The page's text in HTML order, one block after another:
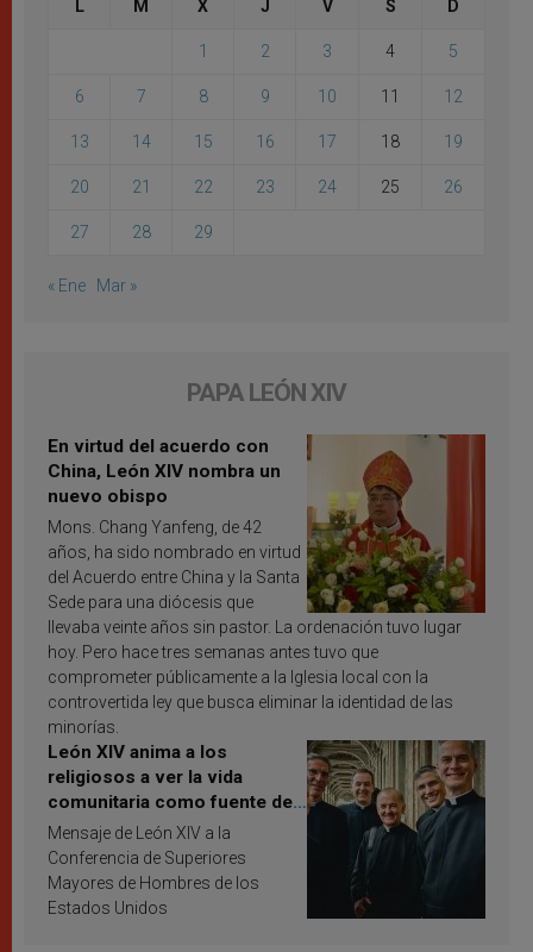
L M X J V S D
1 2 3 4 5
6 7 8 9 10 11 12
13 14 15 16 17 18 19
20 21 22 23 24 25 26
27 28 29
« Ene Mar »
PAPA LEÓN XIV
En virtud del acuerdo con
China, León XIV nombra un
nuevo obispo
Mons. Chang Yanfeng, de 42
años, ha sido nombrado en virtud
del Acuerdo entre China y la Santa
Sede para una diócesis que
llevaba veinte años sin pastor. La ordenación tuvo lugar
hoy. Pero hace tres semanas antes tuvo que
comprometer públicamente a la Iglesia local con la
controvertida ley que busca eliminar la identidad de las
minorías.
León XIV anima a los
religiosos a ver la vida
comunitaria como fuente de
inspiración y santificación
Mensaje de León XIV a la
Conferencia de Superiores
Mayores de Hombres de los
Estados Unidos